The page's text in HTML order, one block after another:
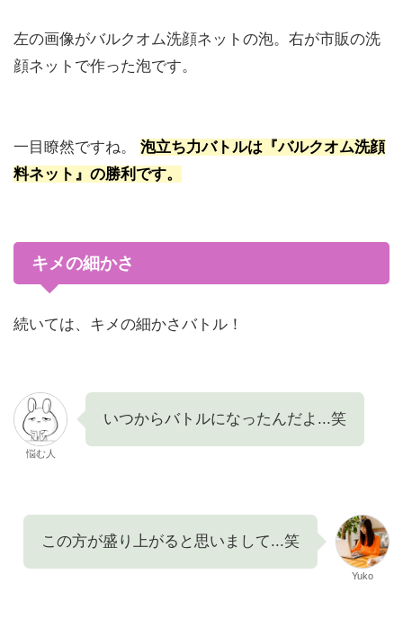
左の画像がバルクオム洗顔ネットの泡。右が市販の洗
顔ネットで作った泡です。
一目瞭然ですね。
泡立ち力バトルは『バルクオム洗顔
料ネット』の勝利です。
キメの細かさ
続いては、キメの細かさバトル！
悩む人
いつからバトルになったんだよ...笑
この方が盛り上がると思いまして...笑
Yuko